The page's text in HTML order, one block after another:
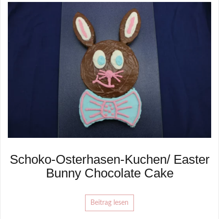
Schoko-Osterhasen-Kuchen/ Easter
Bunny Chocolate Cake
Beitrag lesen